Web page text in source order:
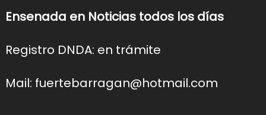
Ensenada en Noticias todos los días
Registro DNDA: en trámite
Mail: fuertebarragan@hotmail.com